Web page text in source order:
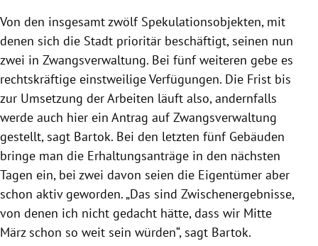
Von den insgesamt zwölf Spekulationsobjekten, mit
denen sich die Stadt prioritär beschäftigt, seinen nun
zwei in Zwangsverwaltung. Bei fünf weiteren gebe es
rechtskräftige einstweilige Verfügungen. Die Frist bis
zur Umsetzung der Arbeiten läuft also, andernfalls
werde auch hier ein Antrag auf Zwangsverwaltung
gestellt, sagt Bartok. Bei den letzten fünf Gebäuden
bringe man die Erhaltungsanträge in den nächsten
Tagen ein, bei zwei davon seien die Eigentümer aber
schon aktiv geworden. „Das sind Zwischenergebnisse,
von denen ich nicht gedacht hätte, dass wir Mitte
März schon so weit sein würden“, sagt Bartok.